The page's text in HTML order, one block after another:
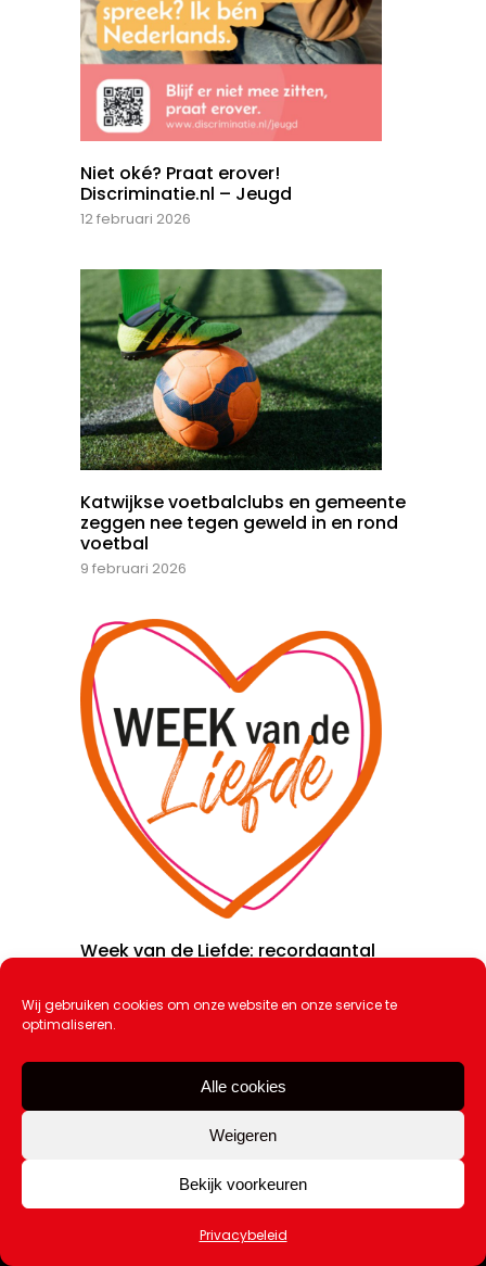
Wij gebruiken cookies om onze website en onze service te
optimaliseren.
Alle cookies
Weigeren
Bekijk voorkeuren
Privacybeleid
Niet oké? Praat erover!
Discriminatie.nl – Jeugd
12 februari 2026
Katwijkse voetbalclubs en gemeente
zeggen nee tegen geweld in en rond
voetbal
9 februari 2026
Week van de Liefde: recordaantal
9 februari 2026